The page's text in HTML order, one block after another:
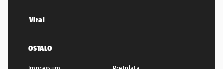
Viral
OSTALO